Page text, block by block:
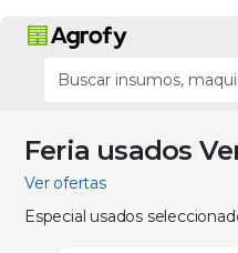
Feria usados
Ver ofertas
Especial usados